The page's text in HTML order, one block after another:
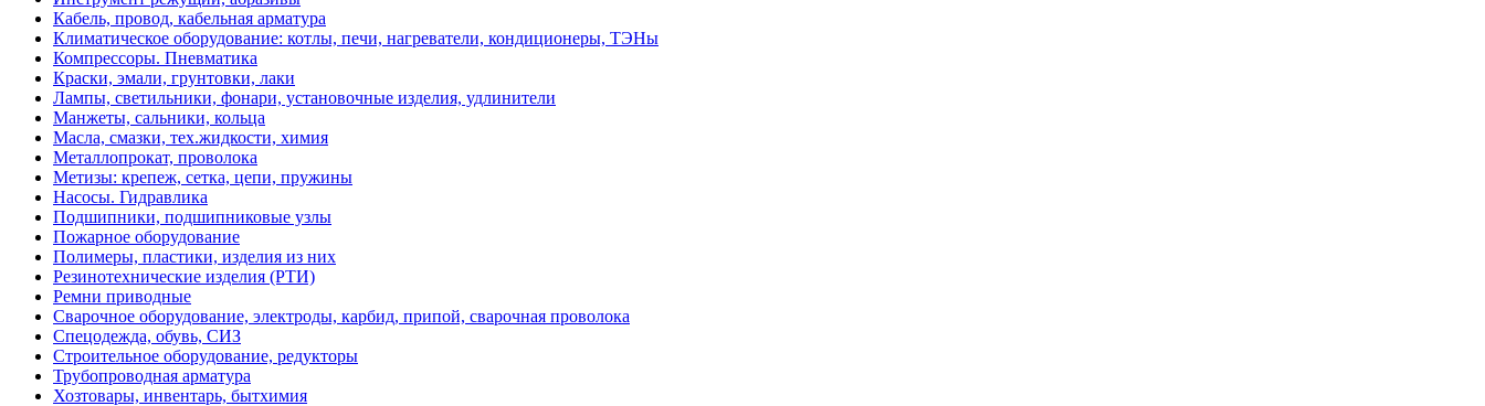
Кабель, провод, кабельная арматура
Климатическое оборудование: котлы, печи, нагреватели, кондиционеры, ТЭНы
Компрессоры. Пневматика
Краски, эмали, грунтовки, лаки
Лампы, светильники, фонари, установочные изделия, удлинители
Манжеты, сальники, кольца
Масла, смазки, тех.жидкости, химия
Металлопрокат, проволока
Метизы: крепеж, сетка, цепи, пружины
Насосы. Гидравлика
Подшипники, подшипниковые узлы
Пожарное оборудование
Полимеры, пластики, изделия из них
Резинотехнические изделия (РТИ)
Ремни приводные
Сварочное оборудование, электроды, карбид, припой, сварочная проволока
Спецодежда, обувь, СИЗ
Строительное оборудование, редукторы
Трубопроводная арматура
Хозтовары, инвентарь, бытхимия